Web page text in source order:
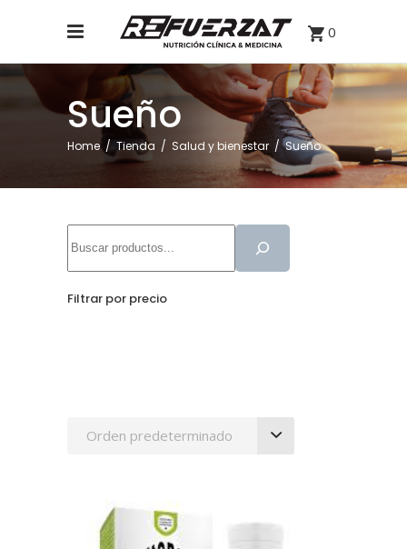
0
Sueño
Home/ Tienda / Salud y bienestar/Sueño
Orden predeterminado
Filtrar por precio